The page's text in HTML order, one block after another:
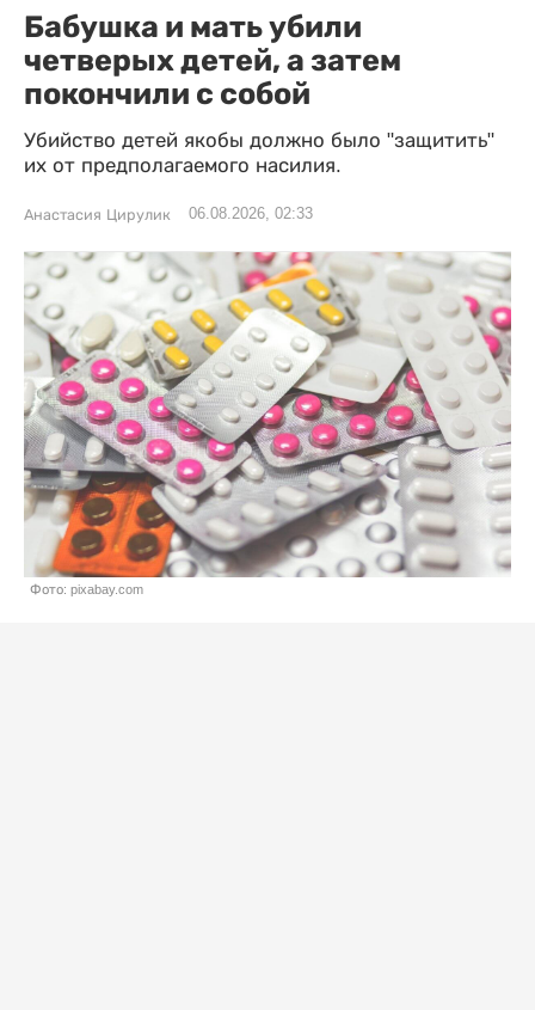
Бабушка и мать убили
четверых детей, а затем
покончили с собой
Убийство детей якобы должно было "защитить"
их от предполагаемого насилия.
Анастасия Цирулик 06.08.2026, 02:33
Фото: pixabay.com